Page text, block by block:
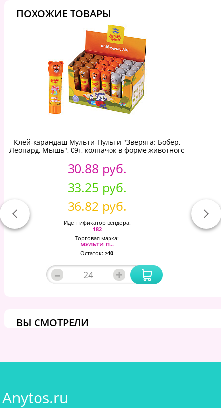
ПОХОЖИЕ ТОВАРЫ
Клей-карандаш Мульти-Пульти "Зверята: Бобер,
Леопард, Мышь", 09г, колпачок в форме животного
30.88 руб.
33.25 руб.
36.82 руб.
Идентификатор вендора:
182
Торговая марка:
МУЛЬТИ-П...
Остаток: >10
– +
ВЫ СМОТРЕЛИ
Anytos.ru